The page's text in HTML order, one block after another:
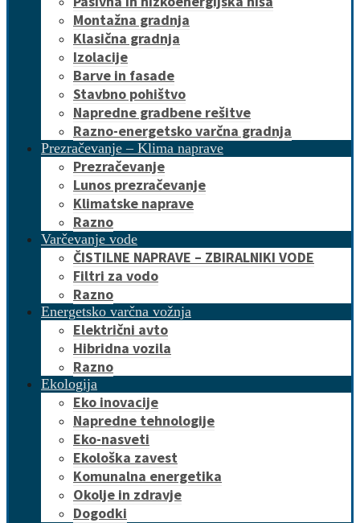
Montažna gradnja
Klasična gradnja
Izolacije
Barve in fasade
Stavbno pohištvo
Napredne gradbene rešitve
Razno-energetsko varčna gradnja
Prezračevanje – Klima naprave
Prezračevanje
Lunos prezračevanje
Klimatske naprave
Razno
Varčevanje vode
ČISTILNE NAPRAVE – ZBIRALNIKI VODE
Filtri za vodo
Razno
Energetsko varčna vožnja
Električni avto
Hibridna vozila
Razno
Ekologija
Eko inovacije
Napredne tehnologije
Eko-nasveti
Ekološka zavest
Komunalna energetika
Okolje in zdravje
Dogodki